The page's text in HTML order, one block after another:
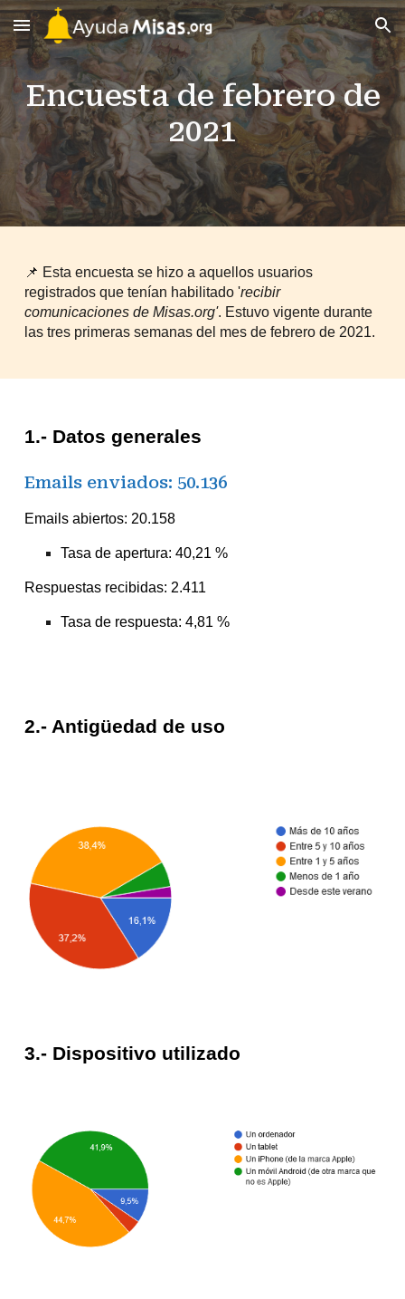
Skip to main content Skip to navigation
Encuesta de febrero de
2021
📌 Esta encuesta se hizo a aquellos usuarios
registrados que tenían habilitado 'recibir
comunicaciones de Misas.org'. Estuvo vigente durante
las tres primeras semanas del mes de febrero de 2021.
1.- Datos generales
Emails enviados: 50.136
Emails abiertos: 20.158
Tasa de apertura: 40,21 %
Respuestas recibidas: 2.411
Tasa de respuesta:4,81 %
2.- Antigüedad de uso
3.- Dispositivo utilizado